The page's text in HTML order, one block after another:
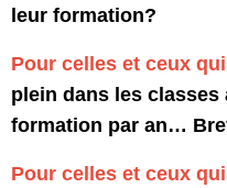
leur formation?
Pour celles et ceux
plein dans les classes
formation par an…
Pour celles et ceux